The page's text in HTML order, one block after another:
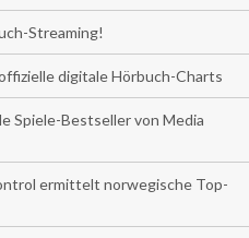
Streaming!
digitale Hörbuch-Charts
Spiele-Bestseller von Media
ermittelt norwegische Top-